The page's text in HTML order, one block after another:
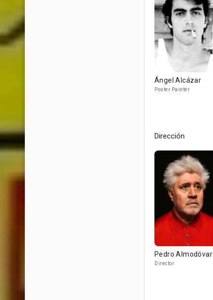
Ángel Alcázar
Poster Painter
Dirección
Pedro Almodóvar
Director